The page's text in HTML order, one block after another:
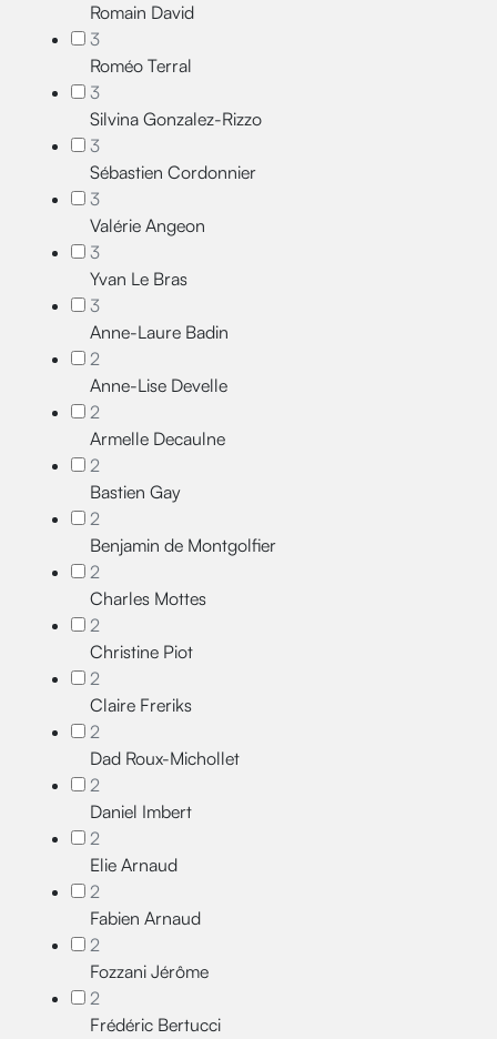
Romain David
3
Roméo Terral
3
Silvina Gonzalez-Rizzo
3
Sébastien Cordonnier
3
Valérie Angeon
3
Yvan Le Bras
3
Anne-Laure Badin
2
Anne-Lise Develle
2
Armelle Decaulne
2
Bastien Gay
2
Benjamin de Montgolfier
2
Charles Mottes
2
Christine Piot
2
Claire Freriks
2
Dad Roux-Michollet
2
Daniel Imbert
2
Elie Arnaud
2
Fabien Arnaud
2
Fozzani Jérôme
2
Frédéric Bertucci